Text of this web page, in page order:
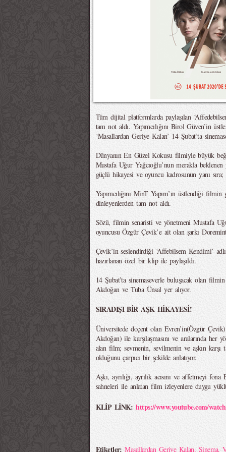
Tüm dijital platformlarda paylaşılan
tam not aldı. Yapımcılığını Birol Güven’in
‘Masallardan Geriye Kalan’ 14 Şubat’ta
Dünyanın En Güzel Kokusu filmiyle büyük
Mustafa Uğur Yağcıoğlu’nun merakla
güçlü hikayesi ve oyuncu kadrosunun yanı
Yapımcılığını MinT Yapım’ın üstlendiği
dinleyenlerden tam not aldı.
Sözü, filmin senaristi ve yönetmeni Mustafa
oyuncusu Özgür Çevik’e ait olan şarkı
Çevik’in seslendirdiği ‘Affebilsem Kendimi’
hazırlanan özel bir klip ile paylaşıldı.
14 Şubat’ta sinemaseverle buluşacak olan
Akdoğan ve Tuba Ünsal yer alıyor.
SIRADIŞI BİR AŞK HİKAYESİ!
Üniversitede doçent olan Evren’in(Özgür
Akdoğan) ile karşılaşmasını ve aralarında her
alan film; sevmenin, sevilmenin ve aşkın
olduğunu çarpıcı bir şekilde anlatıyor.
Aşkı, ayrılığı, ayrılık acısını ve affetmeyi
sahneleri ile anlatan film izleyenlere duygu
KLİP LİNK:https://www.youtube.com/
Etiketler:Masallardan Geriye Kalan, Sinema,